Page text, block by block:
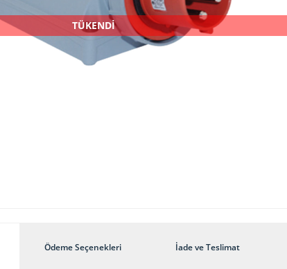
TÜKENDİ
Ödeme Seçenekleri İade ve Teslimat